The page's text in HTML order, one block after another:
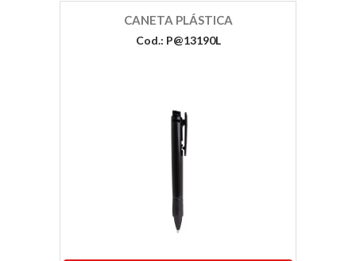
CANETA PLÁSTICA
Cod.: P@13190L